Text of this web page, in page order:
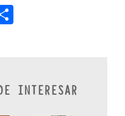
INTERESAR